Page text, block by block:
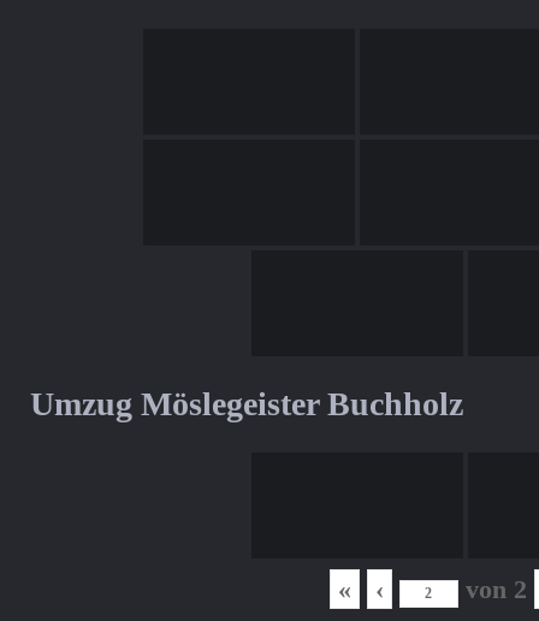
Umzug Möslegeister Buchholz
« ‹ von 2